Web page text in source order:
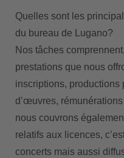
Quelles sont les
du bureau de Lugano?
Nos tâches
prestations que nous
inscriptions, productions
d’œuvres,
nous couvrons
relatifs aux licences,
concerts mais aussi